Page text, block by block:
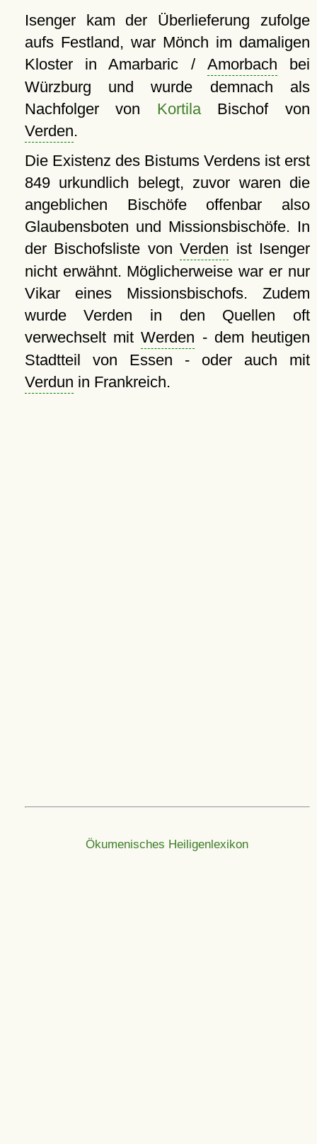
Isenger kam der Überlieferung zufolge
aufs Festland, war Mönch im damaligen
Kloster in Amarbaric / Amorbach bei
Würzburg und wurde demnach als
Nachfolger von KortilaBischof von
Verden.
Die Existenz des Bistums Verdens ist erst
849 urkundlich belegt, zuvor waren die
angeblichen Bischöfe offenbar also
Glaubensboten und Missionsbischöfe. In
der Bischofsliste vonVerden ist Isenger
nicht erwähnt. Möglicherweise war er nur
Vikar eines Missionsbischofs. Zudem
wurde Verden in den Quellen oft
verwechselt mitWerden - dem heutigen
Stadtteil von Essen - oder auch mit
Verdun in Frankreich.
Ökumenisches Heiligenlexikon